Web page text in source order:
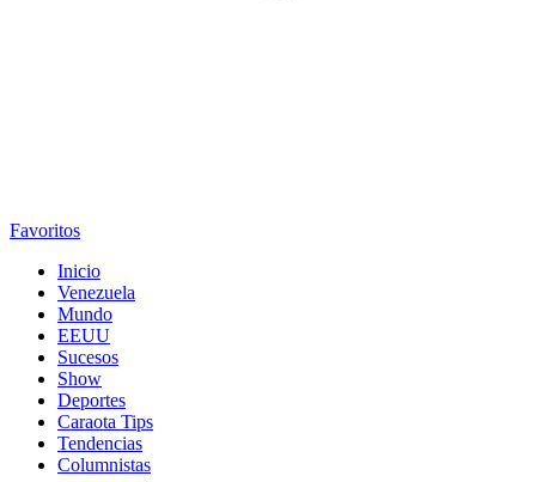
Favoritos
Inicio
Venezuela
Mundo
EEUU
Sucesos
Show
Deportes
Caraota Tips
Tendencias
Columnistas